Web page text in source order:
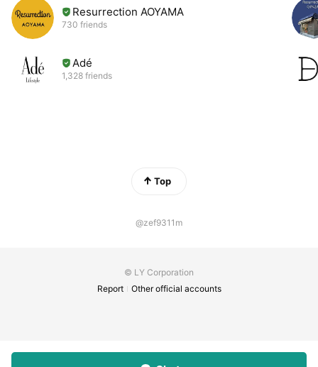
Resurrection AOYAMA
730 friends
Adé
1,328 friends
Top
@zef9311m
© LY Corporation
Report
Other official accounts